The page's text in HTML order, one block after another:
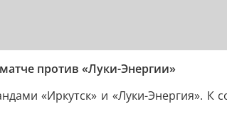
против «Луки-Энергии»
«Иркутск» и «Луки-Энергия». К